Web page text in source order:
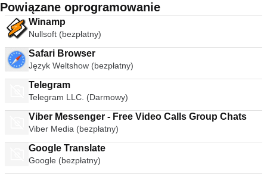
Powiązane oprogramowanie
Winamp
Nullsoft (bezpłatny)
Safari Browser
Język Weltshow (bezpłatny)
Telegram
Telegram LLC. (Darmowy)
Viber Messenger - Free Video Calls Group Chats
Viber Media (bezpłatny)
Google Translate
Google (bezpłatny)